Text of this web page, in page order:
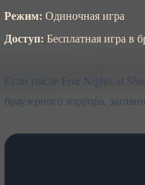
Режим: Одиночная игра
Доступ: Бесплатная игра в
Если после Five Nights at
браузерного хоррора,